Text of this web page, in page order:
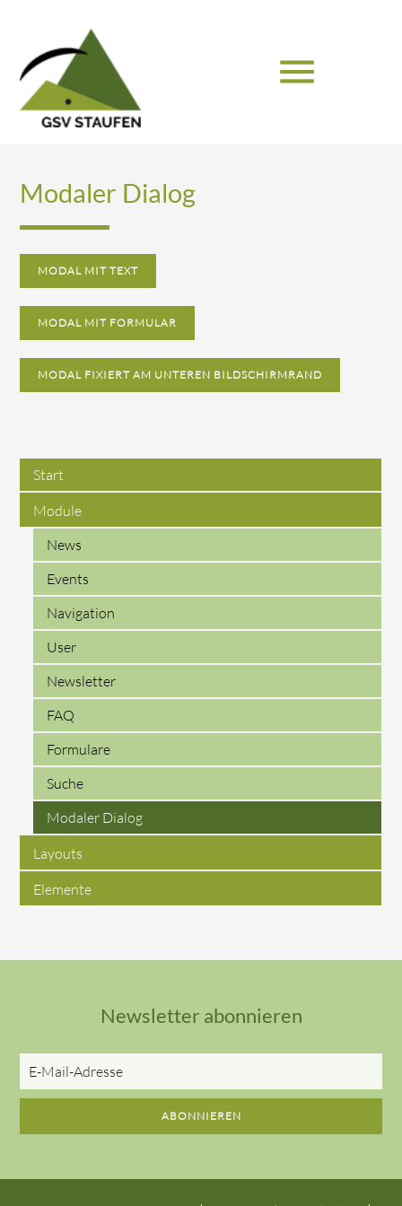
menu
Modaler Dialog
MODAL MIT TEXT
MODAL MIT FORMULAR
MODAL FIXIERT AM UNTEREN BILDSCHIRMRAND
Start
Module
News
Events
Navigation
User
Newsletter
FAQ
Formulare
Suche
Modaler Dialog
Layouts
Elemente
Newsletter abonnieren
Adresse
ABONNIEREN